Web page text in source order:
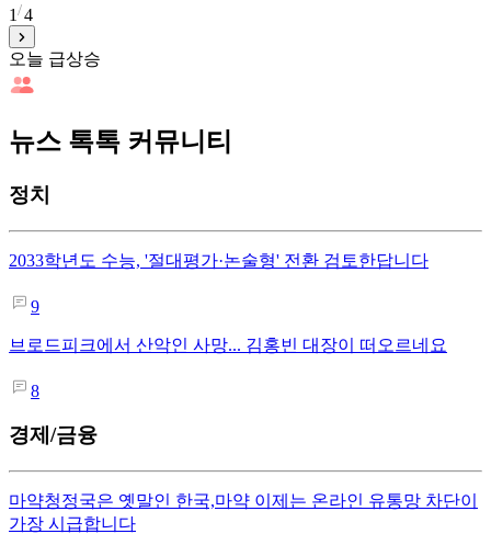
1 4
오늘 급상승
뉴스 톡톡 커뮤니티
정치
2033학년도 수능, '절대평가·논술형' 전환 검토한답니다
9
브로드피크에서 산악인 사망... 김홍빈 대장이 떠오르네요
8
경제/금융
마약청정국은 옛말인 한국,마약 이제는 온라인 유통망 차단이
가장 시급합니다